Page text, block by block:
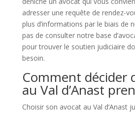
adresser une requête de rendez-
plus d’informations par le biais de
pas de consulter notre base
pour trouver le soutien judiciaire
besoin.
Comment décider
au Val d’Anast
Choisir son avocat au Val d’Anast